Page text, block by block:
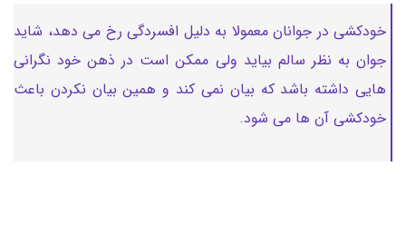
خودکشی در جوانان معمولا به دلیل افسردگی رخ می دهد، شاید
جوان به نظر سالم بیاید ولی ممکن است در ذهن خود نگرانی
هایی داشته باشد که بیان نمی کند و همین بیان نکردن باعث
خودکشی آن ها می شود.